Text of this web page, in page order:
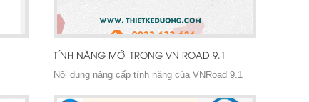
TÍNH NĂNG MỚI TRONG VN ROAD 9.1
Nội dung nâng cấp tính năng của VNRoad 9.1